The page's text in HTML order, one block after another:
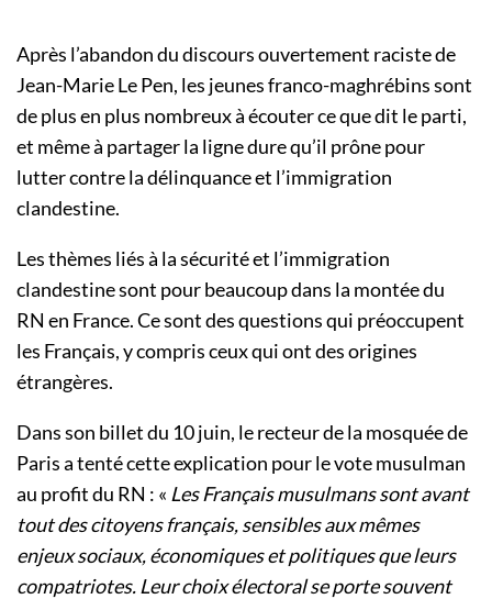
Après l’abandon du discours ouvertement raciste de
Jean-Marie Le Pen, les jeunes franco-maghrébins sont
de plus en plus nombreux à écouter ce que dit le parti,
et même à partager la ligne dure qu’il prône pour
lutter contre la délinquance et l’immigration
clandestine.
Les thèmes liés à la sécurité et l’immigration
clandestine sont pour beaucoup dans la montée du
RN en France. Ce sont des questions qui préoccupent
les Français, y compris ceux qui ont des origines
étrangères.
Dans son billet du 10 juin, le recteur de la mosquée de
Paris a tenté cette explication pour le vote musulman
au profit du RN : « Les Français musulmans sont avant
tout des citoyens français, sensibles aux mêmes
enjeux sociaux, économiques et politiques que leurs
compatriotes. Leur choix électoral se porte souvent